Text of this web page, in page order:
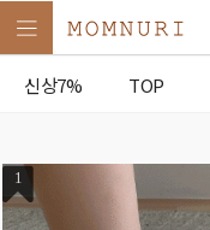
신상7% TOP
1